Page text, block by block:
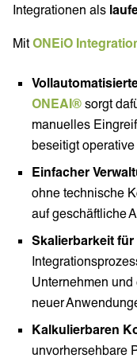
Integrationen als
Mit ONEiO
ONEAI® sorgt
manuelles
beseitigt
Einfacher
ohne technische
auf geschäftliche
Skalierbarkeit für
Unternehmen
neuer
Kalkulierbaren
unvorhersehbare